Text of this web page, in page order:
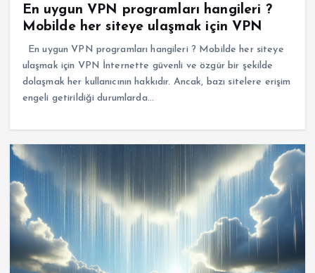
En uygun VPN programları hangileri ?
Mobilde her siteye ulaşmak için VPN
En uygun VPN programları hangileri ? Mobilde her siteye
ulaşmak için VPN İnternette güvenli ve özgür bir şekilde
dolaşmak her kullanıcının hakkıdır. Ancak, bazı sitelere erişim
engeli getirildiği durumlarda…